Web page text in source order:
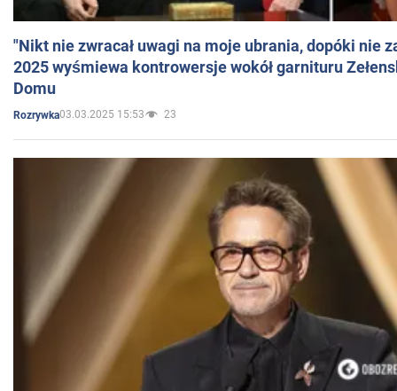
"Nikt nie zwracał uwagi na moje ubrania, dopóki nie
2025 wyśmiewa kontrowersje wokół garnituru
Domu
Rozrywka03.03.2025 15:53 23